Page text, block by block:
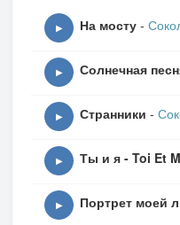
▶ На мосту -
▶ Солнечная
▶ Странники -
▶ Ты и я - Toi Et
▶ Портрет моей